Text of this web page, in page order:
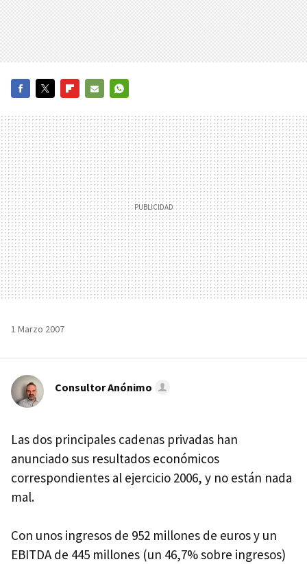
MAIL
1 Marzo 2007
Consultor Anónimo
Las dos principales cadenas privadas han
anunciado sus resultados económicos
correspondientes al ejercicio 2006, y no están nada
mal.
Con unos ingresos de 952 millones de euros y un
EBITDA de 445 millones (un 46,7% sobre ingresos)